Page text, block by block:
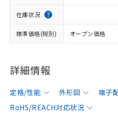
在庫状況
標準価格(税別) オープン価格
詳細情報
定格/性能 外形図 端子
RoHS/REACH対応状況